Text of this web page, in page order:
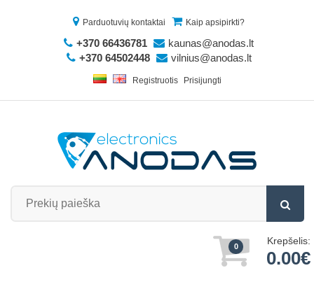
Parduotuvių kontaktai Kaip apsipirkti?
+370 66436781
kaunas@anodas.lt
+370 64502448
vilnius@anodas.lt
Registruotis Prisijungti
0 Krepšelis:
0.00€